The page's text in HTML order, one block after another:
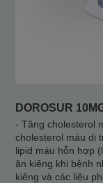
DOROSUR
- Tăng cholesterol
cholesterol máu di
lipid máu hỗn hợp
ăn kiêng khi bệnh
kiêng và các liệu